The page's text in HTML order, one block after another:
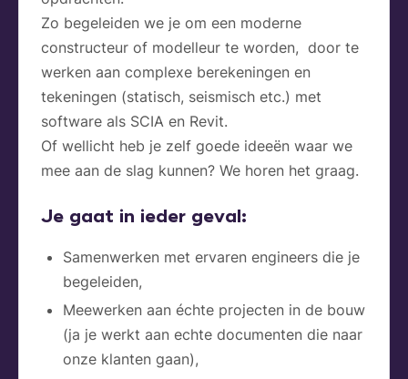
Zo begeleiden we je om een moderne
constructeur of modelleur te worden, door te
werken aan complexe berekeningen en
tekeningen (statisch, seismisch etc.) met
software als SCIA en Revit.
Of wellicht heb je zelf goede ideeën waar we
mee aan de slag kunnen? We horen het graag.
Je gaat in ieder geval:
Samenwerken met ervaren engineers die je
begeleiden,
Meewerken aan échte projecten in de bouw
(ja je werkt aan echte documenten die naar
onze klanten gaan),